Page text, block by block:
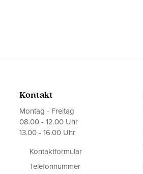
Kontakt
Montag - Freitag
08.00 - 12.00 Uhr
13.00 - 16.00 Uhr
Kontaktformular
Telefonnummer